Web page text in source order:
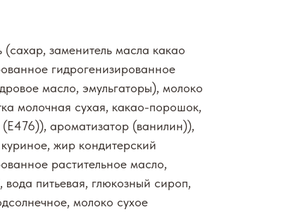
(сахар, заменитель масла какао
гидрогенизированное
масло, эмульгаторы), молоко
молочная сухая, какао-порошок,
ароматизатор (ванилин)),
жир кондитерский
растительное масло,
вода питьевая, глюкозный сироп,
молоко сухое